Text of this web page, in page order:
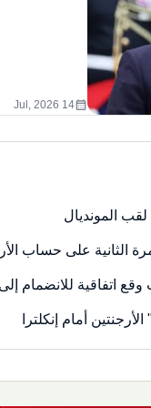
calendar_month
14 Jul, 2026
المونديال
الثانية على حساب
اتفاقية للانضمام
أمام إنكلترا